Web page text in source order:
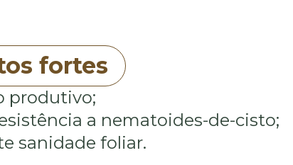
fortes
produtivo;
a nematoides-de-cisto;
sanidade foliar.